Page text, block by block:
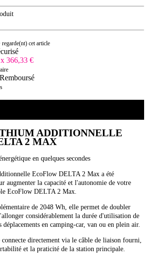
regarde(nt) cet article
366,33 €
ADDITIONNELLE
2 MAX
en quelques secondes
EcoFlow DELTA 2 Max a été
augmenter la capacité et l'autonomie de votre
EcoFlow DELTA 2 Max.
de 2048 Wh, elle permet de doubler
considérablement la durée d'utilisation de
déplacements en camping-car, van ou en plein air.
directement via le câble de liaison fourni,
et la praticité de la station principale.